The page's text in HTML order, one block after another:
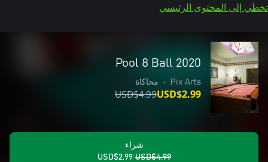
تخطي إلى المحتوى الرئيسي
Pool 8 Ball 2020
Pix Arts
• محاكاة
USD$4.99USD$2.99
شراء
USD$4.99
USD$2.99